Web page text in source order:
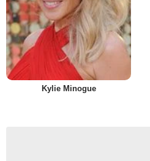
Kylie Minogue